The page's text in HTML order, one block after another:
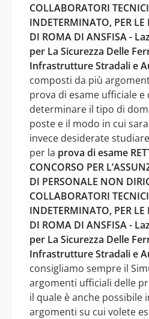
COLLABORATORI
INDETERMINATO, PER LE
DI ROMA DI ANSFISA -
per La Sicurezza Delle
Infrastrutture Stradali e
composti da più
prova di esame ufficiale
determinare il tipo di
poste e il modo in cui
invece desiderate
per la prova di esame
CONCORSO PER
DI PERSONALE NON
COLLABORATORI
INDETERMINATO, PER LE
DI ROMA DI ANSFISA -
per La Sicurezza Delle
Infrastrutture Stradali e
consigliamo sempre il
argomenti ufficiali delle
il quale è anche possibile
argomenti su cui volete